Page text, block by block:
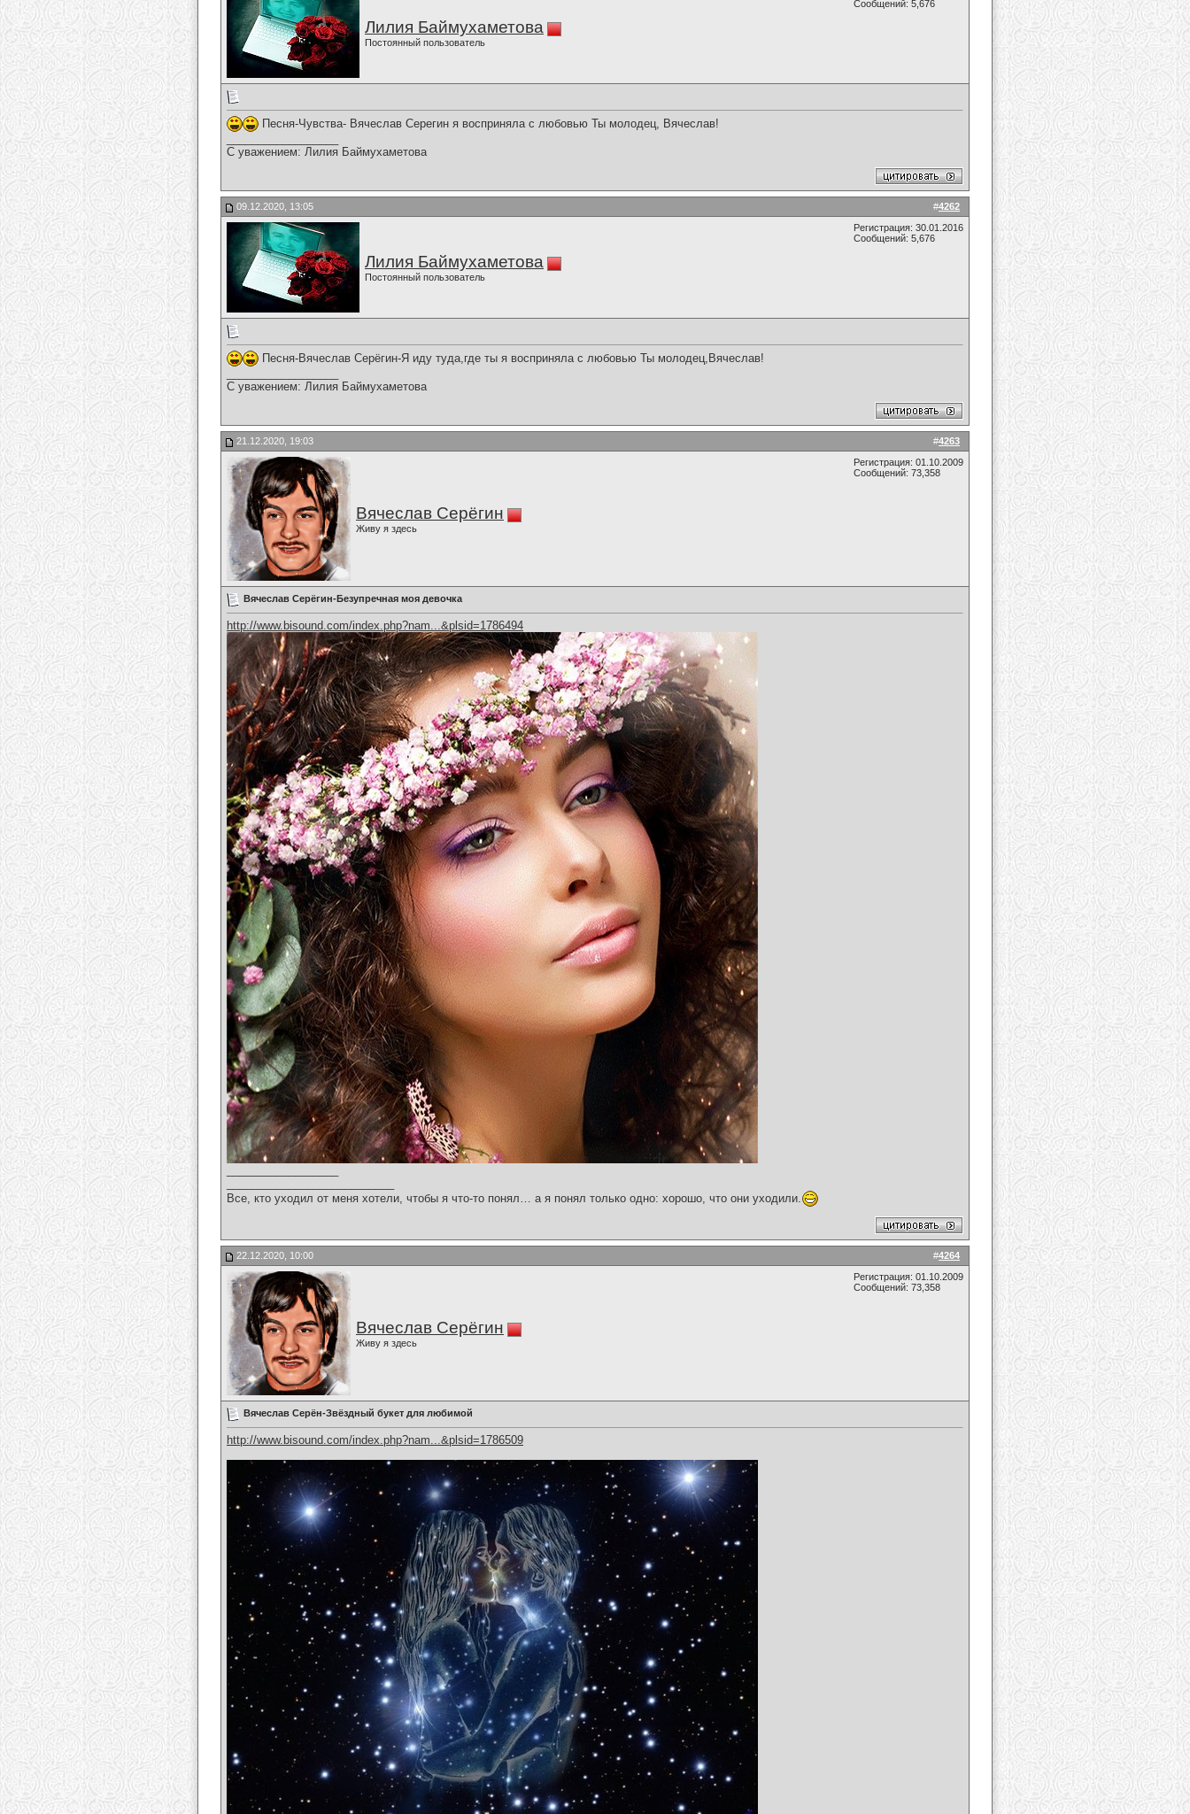
Лилия Баймухаметова
Постоянный пользователь
Сообщений: 5,676
Песня-Чувства- Вячеслав Серегин я восприняла с любовью Ты молодец, Вячеслав!
С уважением: Лилия Баймухаметова
#4262
09.12.2020, 13:05
Лилия Баймухаметова
Постоянный пользователь
Регистрация: 30.01.2016
Сообщений: 5,676
Песня-Вячеслав Серёгин-Я иду туда,где ты я восприняла с любовью Ты молодец,Вячеслав!
С уважением: Лилия Баймухаметова
#4263
21.12.2020, 19:03
Вячеслав Серёгин
Живу я здесь
Регистрация: 01.10.2009
Сообщений: 73,358
Вячеслав Серёгин-Безупречная моя девочка
http://www.bisound.com/index.php?nam...&plsid=1786494
Все, кто уходил от меня хотели, чтобы я что-то понял… а я понял только одно: хорошо, что они уходили.
#4264
22.12.2020, 10:00
Вячеслав Серёгин
Живу я здесь
Регистрация: 01.10.2009
Сообщений: 73,358
Вячеслав Серён-Звёздный букет для любимой
http://www.bisound.com/index.php?nam...&plsid=1786509